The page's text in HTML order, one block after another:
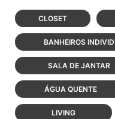
CLOSET
BANHEIROS
SALA DE JANTAR
ÁGUA QUENTE
LIVING